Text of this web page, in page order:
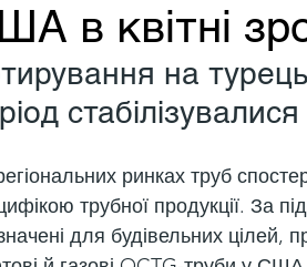
в квітні
на
стабілізувалися
ринках труб
трубної продукції. За
для будівельних цілей,